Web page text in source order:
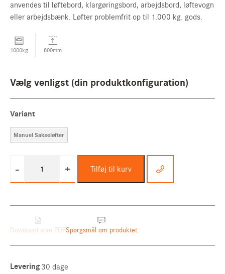
STILL MERCHANDISE
Min konto
anvendes til løftebord, klargøringsbord, arbejdsbord, løftevogn
eller arbejdsbænk. Løfter problemfrit op til 1.000 kg. gods.
1000kg 800mm
Vælg venligst (din produktkonfiguration)
Variant
Manuel Sakseløfter
- + Tilføj til kurv
Download som PDFSpørgsmål om produktet
Levering 30 dage